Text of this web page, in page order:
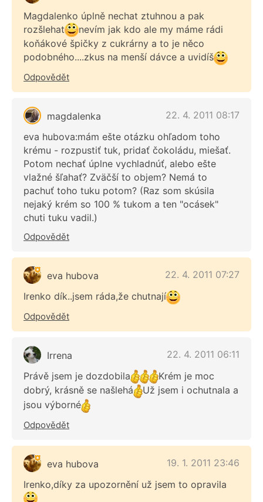
Magdalenko úplně nechat ztuhnou a pak
rozšlehat
nevím jak kdo ale my máme rádi
koňákové špičky z cukrárny a to je něco
podobného....zkus na menší dávce a uvidíš
Odpovědět
magdalenka
22. 4. 2011 08:17
eva hubova:mám ešte otázku ohľadom toho
krému - rozpustiť tuk, pridať čokoládu, miešať.
Potom nechať úplne vychladnúť, alebo ešte
vlažné šľahať? Zväčší to objem? Nemá to
pachuť toho tuku potom? (Raz som skúsila
nejaký krém so 100 % tukom a ten "ocásek"
chuti tuku vadil.)
Odpovědět
eva hubova
22. 4. 2011 07:27
Irenko dík..jsem ráda,že chutnají
Odpovědět
Irrena
22. 4. 2011 06:11
Právě jsem je dozdobila
Krém je moc
dobrý, krásně se našlehá
Už jsem i ochutnala a
jsou výborné
Odpovědět
eva hubova
19. 1. 2011 23:46
Irenko,díky za upozornění už jsem to opravila